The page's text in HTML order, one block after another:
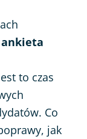
ankieta
to czas
Co
jak